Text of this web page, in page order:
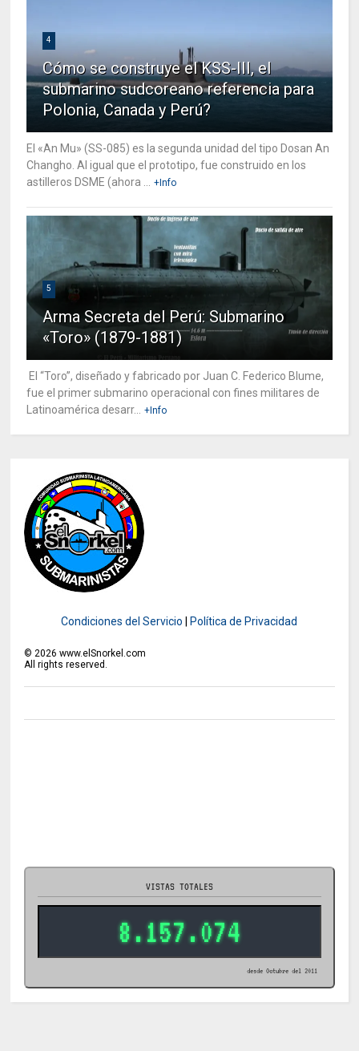
4
Cómo se construye el KSS-III, el
submarino sudcoreano referencia para
Polonia, Canada y Perú?
El «An Mu» (SS-085) es la segunda unidad del tipo Dosan An
Changho. Al igual que el prototipo, fue construido en los
astilleros DSME (ahora ...
+Info
5
Arma Secreta del Perú: Submarino
«Toro» (1879-1881)
El “Toro”, diseñado y fabricado por Juan C. Federico Blume,
fue el primer submarino operacional con fines militares de
Latinoamérica desarr...
+Info
Condiciones del Servicio Política de Privacidad
© 2026 www.elSnorkel.com
All rights reserved.
VISTAS TOTALES
8.157.074
desde Octubre del 2011